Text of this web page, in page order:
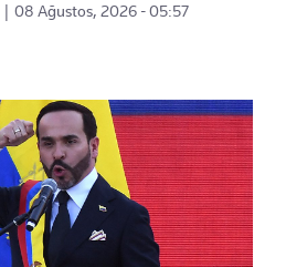
08 Ağustos, 2026 - 05:57